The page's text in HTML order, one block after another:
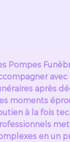
Pompes
avec
après
moments
à la fois
en un